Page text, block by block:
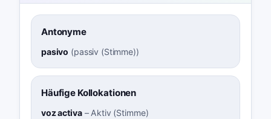
Antonyme
pasivo (passiv (Stimme))
Häufige Kollokationen
voz activa– Aktiv (Stimme)